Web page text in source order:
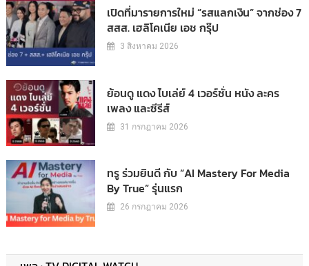
เปิดที่มารายการใหม่ “รสแลกเงิน” จากช่อง 7
สสส. เฮลิโคเนีย เอช กรุ๊ป
3 สิงหาคม 2026
ย้อนดู แดง ไบเล่ย์ 4 เวอร์ชั่น หนัง ละคร
เพลง และซีรีส์
31 กรกฎาคม 2026
ทรู ร่วมยินดี กับ “AI Mastery For Media
By True” รุ่นแรก
26 กรกฎาคม 2026